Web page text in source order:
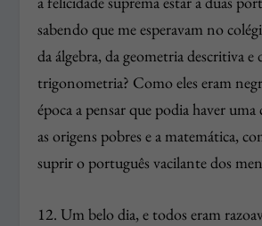
sabendo que me esperavam no
da álgebra, da geometria descritiva e
trigonometria? Como eles eram
época a pensar que podia haver
as origens pobres e a matemática,
suprir o português vacilante dos
12. Um belo dia, e todos eram